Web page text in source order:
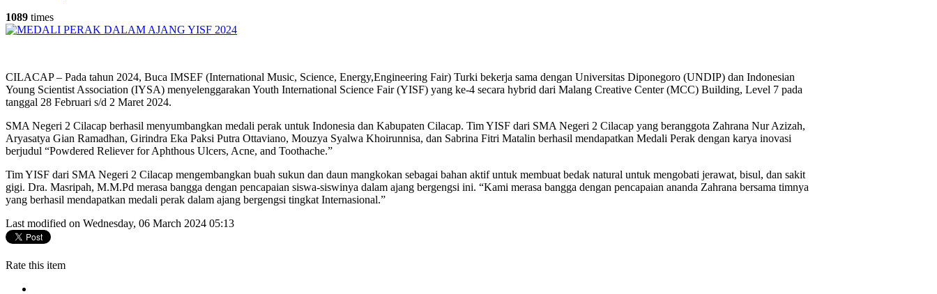
1089 times
CILACAP – Pada tahun 2024, Buca IMSEF (International Music, Science, Energy,Engineering Fair) Turki bekerja sama dengan Universitas Diponegoro (UNDIP) dan Indonesian
Young Scientist Association (IYSA) menyelenggarakan Youth International Science Fair (YISF) yang ke-4 secara hybrid dari Malang Creative Center (MCC) Building, Level 7 pada
tanggal 28 Februari s/d 2 Maret 2024.
SMA Negeri 2 Cilacap berhasil menyumbangkan medali perak untuk Indonesia dan Kabupaten Cilacap. Tim YISF dari SMA Negeri 2 Cilacap yang beranggota Zahrana Nur Azizah,
Aryasatya Gian Ramadhan, Girindra Eka Paksi Putra Ottaviano, Mouzya Syalwa Khoirunnisa, dan Sabrina Fitri Matalin berhasil mendapatkan Medali Perak dengan karya inovasi
berjudul “Powdered Reliever for Aphthous Ulcers, Acne, and Toothache.”
Tim YISF dari SMA Negeri 2 Cilacap mengembangkan buah sukun dan daun mangkokan sebagai bahan aktif untuk membuat bedak natural untuk mengobati jerawat, bisul, dan sakit
gigi. Dra. Masripah, M.M.Pd merasa bangga dengan pencapaian siswa-siswinya dalam ajang bergengsi ini. “Kami merasa bangga dengan pencapaian ananda Zahrana bersama timnya
yang berhasil mendapatkan medali perak dalam ajang bergengsi tingkat Internasional.”
Last modified on Wednesday, 06 March 2024 05:13
Rate this item